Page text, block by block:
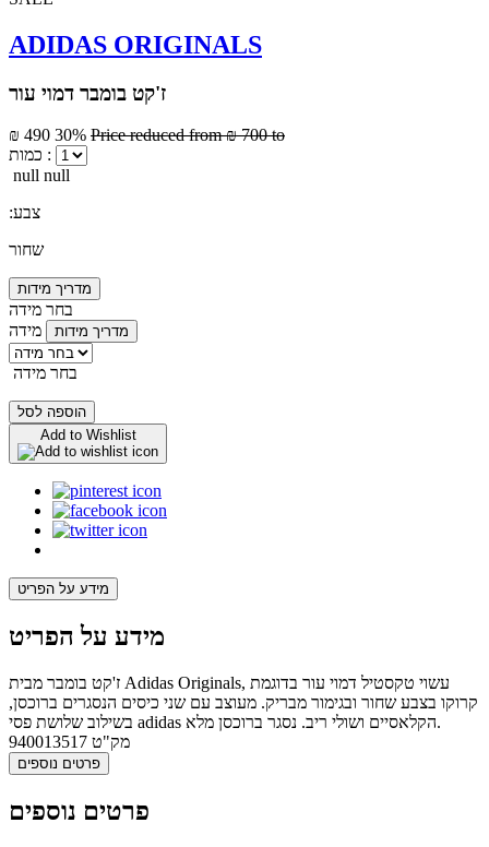
ADIDAS ORIGINALS
ז'קט בומבר דמוי עור
₪ 490 30% Price reduced from₪ 700 to
כמות :
null null
:צבע
שחור
מדריך מידות
בחר מידה
מידה
מדריך מידות
בחר מידה
הוספה לסל
Add to Wishlist
מידע על הפריט
מידע על הפריט
ז'קט בומבר מבית Adidas Originals, עשוי טקסטיל דמוי עור בדוגמת
קרוקו בצבע שחור ובגימור מבריק. מעוצב עם שני כיסים הנסגרים ברוכסן,
בשילוב שלושת פסי adidas הקלאסיים ושולי ריב. נסגר ברוכסן מלא.
מק"ט 940013517
פרטים נוספים
פרטים נוספים